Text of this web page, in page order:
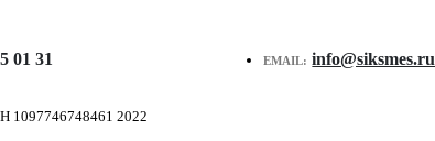
01 31 EMAIL: info@siksmes.ru
2022